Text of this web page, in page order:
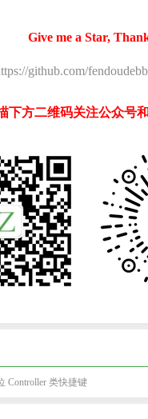
Give me a Star,
github.com/
下方二维码关注公众号
Controller 类快捷键